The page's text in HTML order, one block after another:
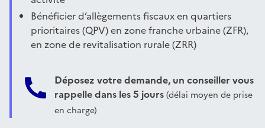
Bénéficier d’allègements fiscaux en quartiers
prioritaires (QPV) en zone franche urbaine (ZFR),
en zone de revitalisation rurale (ZRR)
Déposez votre demande, un conseiller vous
rappelle dans les 5 jours(délai moyen de prise
en charge)